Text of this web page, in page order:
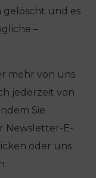
gelöscht und es
–
mehr von uns
jederzeit von
Sie
Newsletter-E-
oder uns